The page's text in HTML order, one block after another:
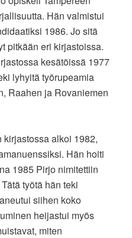
Hän valmistui
1986. Jo sitä
pitkään eri kirjastoissa.
kesätöissä 1977
lyhyitä työrupeamia
Raahen ja Rovaniemen
alkoi 1982,
Hän hoiti
1985 Pirjo nimitettiin
työtä hän teki
siihen koko
heijastui myös
miten